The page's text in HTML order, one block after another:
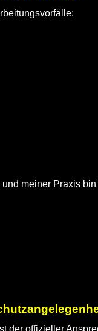
meiner Praxis
der offizieller